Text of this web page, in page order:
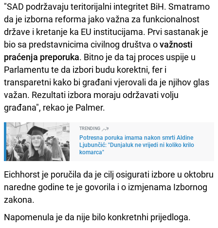
"SAD podržavaju teritorijalni integritet BiH. Smatramo
da je izborna reforma jako važna za funkcionalnost
države i kretanje ka EU institucijama. Prvi sastanak je
bio sa predstavnicima civilnog društva ovažnosti
praćenja preporuka. Bitno je da taj proces uspije u
Parlamentu te da izbori budu korektni, fer i
transparetni kako bi građani vjerovali da je njihov glas
važan. Rezultati izbora moraju održavati volju
građana", rekao je Palmer.
TRENDING
Potresna poruka imama nakon smrti Aldine
Ljubunčić: "Dunjaluk ne vrijedi ni koliko krilo
komarca"
Eichhorst je poručila da je cilj osigurati izbore u oktobru
naredne godine te je govorila i o izmjenama Izbornog
zakona.
Napomenula je da nije bilo konkretnhi prijedloga.